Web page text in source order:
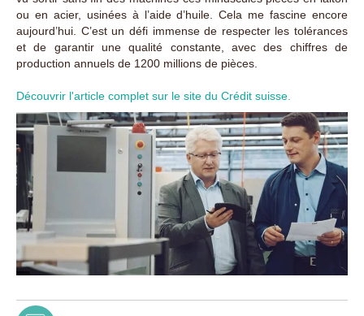
ou en acier, usinées à l’aide d’huile. Cela me fascine encore
aujourd’hui. C’est un défi immense de respecter les tolérances
et de garantir une qualité constante, avec des chiffres de
production annuels de 1200 millions de pièces.
Découvrir l'article complet sur le site du Crédit suisse.